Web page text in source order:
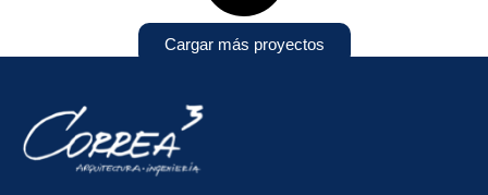
Cargar más proyectos